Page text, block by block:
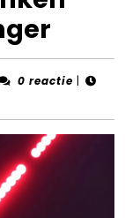
0 reactie |